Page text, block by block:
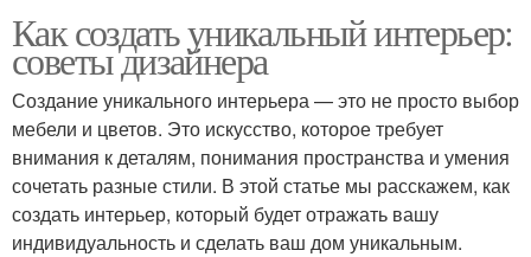
Как создать уникальный интерьер:
советы дизайнера
Создание уникального интерьера — это не просто выбор
мебели и цветов. Это искусство, которое требует
внимания к деталям, понимания пространства и умения
сочетать разные стили. В этой статье мы расскажем, как
создать интерьер, который будет отражать вашу
индивидуальность и сделать ваш дом уникальным.